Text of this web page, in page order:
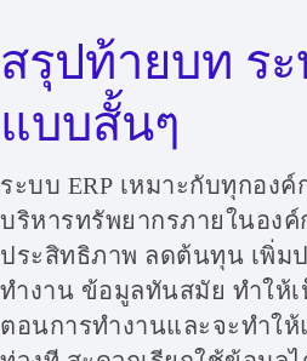
สรุปท้ายบท ระ
แบบสั้นๆ
ระบบ ERP เหมาะกับทุกอง
บริหารทรัพยากรภายในองค์
ประสิทธิภาพ ลดต้นทุน เพิ่ม
ทำงาน ข้อมูลทันสมัย ทำให้
ตอนการทำงานและจะทำใ